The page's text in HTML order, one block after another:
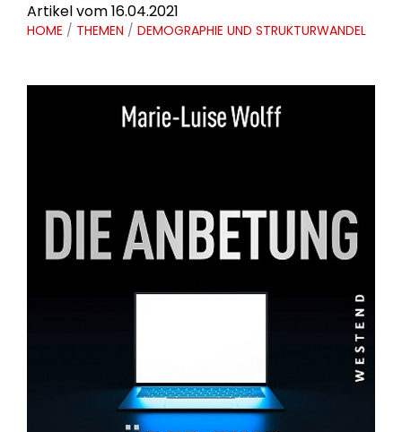
Artikel vom 16.04.2021
HOME / THEMEN / DEMOGRAPHIE UND STRUKTURWANDEL